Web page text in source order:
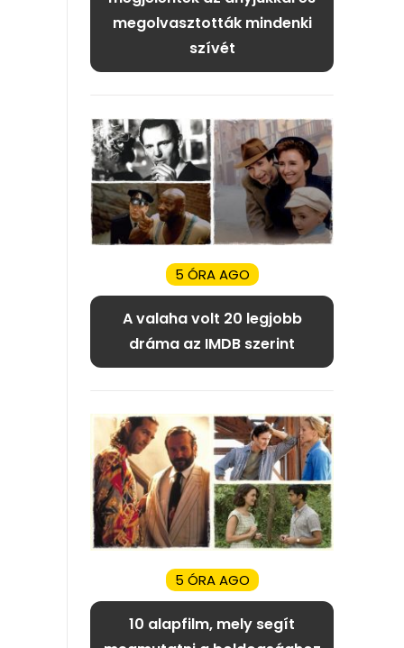
megolvasztották mindenki
szívét
5 ÓRA AGO
A valaha volt 20 legjobb
dráma az IMDB szerint
5 ÓRA AGO
10 alapfilm, mely segít